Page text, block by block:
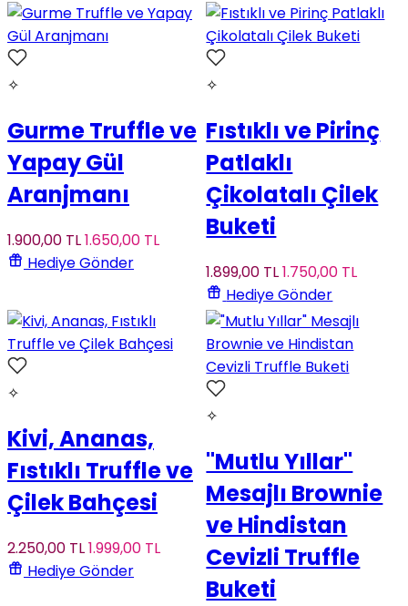
✧
Gurme Truffle ve
Yapay Gül
Aranjmanı
1.900,00 TL1.650,00 TL
Hediye Gönder
✧
Fıstıklı ve Pirinç
Patlaklı
Çikolatalı Çilek
Buketi
1.899,00 TL1.750,00 TL
Hediye Gönder
✧
Kivi, Ananas,
Fıstıklı Truffle ve
Çilek Bahçesi
2.250,00 TL1.999,00 TL
Hediye Gönder
✧
"Mutlu Yıllar"
Mesajlı Brownie
ve Hindistan
Cevizli Truffle
Buketi